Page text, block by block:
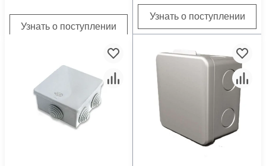
Узнать о поступлении
Узнать о поступлении